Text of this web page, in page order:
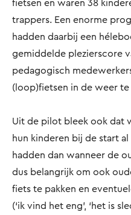
trappers. Een enorme
hadden daarbij een
gemiddelde plezierscore
pedagogisch
(loop)fietsen in de weer te
Uit de pilot bleek ook dat
hun kinderen bij de start
hadden dan wanneer de
dus belangrijk om ook
fiets te pakken en
(‘ik vind het eng’, ‘het is